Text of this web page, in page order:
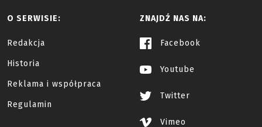
O SERWISIE:
Redakcja
Historia
Reklama i współpraca
Regulamin
ZNAJDŹ NAS NA:
Facebook
Youtube
Twitter
Vimeo